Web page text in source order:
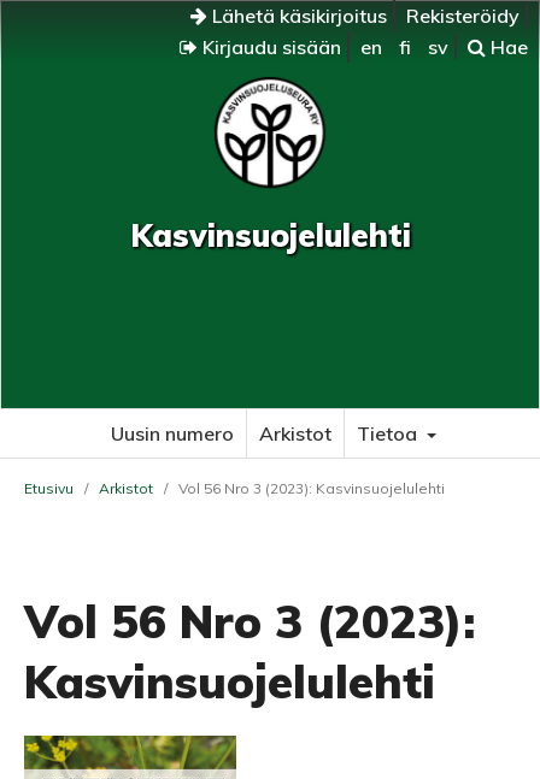
Lähetä käsikirjoitus
Rekisteröidy
Kirjaudu sisään
en fi sv Hae
Kasvinsuojelulehti
Uusin numero Arkistot Tietoa
Etusivu / Arkistot / Vol 56 Nro 3 (2023): Kasvinsuojelulehti
Vol 56 Nro 3 (2023):
Kasvinsuojelulehti